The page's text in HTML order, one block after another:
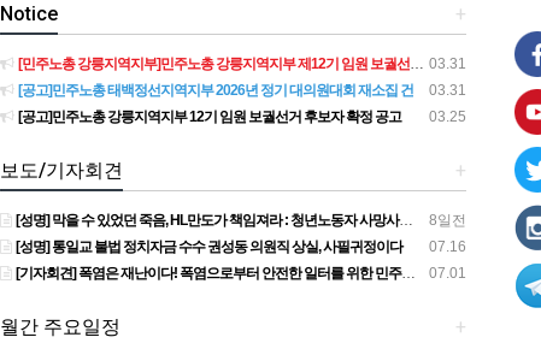
+
Notice
03.31
[민주노총 강릉지역지부]민주노총 강릉지역지부 제12기 임원 보궐선거결과 공고
03.31
[공고]민주노총 태백정선지역지부 2026년 정기 대의원대회 재소집 건
03.25
[공고]민주노총 강릉지역지부 12기 임원 보궐선거 후보자 확정 공고
+
보도/기자회견
8일전
[성명] 막을 수 있었던 죽음, HL만도가 책임져라 : 청년노동자 사망사고의 철저한 진상규명과 재발방지 대책 마련하라
07.16
[성명] 통일교 불법 정치자금 수수 권성동 의원직 상실, 사필귀정이다
07.01
[기자회견] 폭염은 재난이다! 폭염으로부터 안전한 일터를 위한 민주노총 강원지역본부 폭염감시단 선포 기자회견
+
월간 주요일정